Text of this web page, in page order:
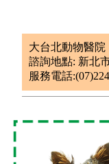
大台北動物醫院
諮詢地點: 新北
服務電話